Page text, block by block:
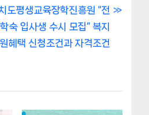
도평생교육장학진흥원 “전
숙 입사생 수시 모집” 복지
혜택 신청조건과 자격조건